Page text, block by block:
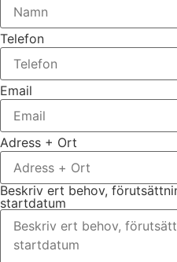
Telefon
Email
Adress + Ort
Beskriv ert behov,
startdatum